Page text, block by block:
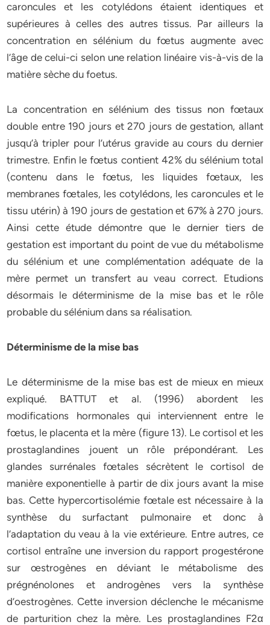
caroncules et les cotylédons étaient identiques et
supérieures à celles des autres tissus. Par ailleurs la
concentration en sélénium du fœtus augmente avec
l’âge de celui-ci selon une relation linéaire vis-à-vis de la
matière sèche du foetus.
La concentration en sélénium des tissus non fœtaux
double entre 190 jours et 270 jours de gestation, allant
jusqu’à tripler pour l’utérus gravide au cours du dernier
trimestre. Enfin le fœtus contient 42% du sélénium total
(contenu dans le fœtus, les liquides fœtaux, les
membranes fœtales, les cotylédons, les caroncules et le
tissu utérin) à 190 jours de gestation et 67% à 270 jours.
Ainsi cette étude démontre que le dernier tiers de
gestation est important du point de vue du métabolisme
du sélénium et une complémentation adéquate de la
mère permet un transfert au veau correct. Etudions
désormais le déterminisme de la mise bas et le rôle
probable du sélénium dans sa réalisation.
Déterminisme de la mise bas
Le déterminisme de la mise bas est de mieux en mieux
expliqué. BATTUT et al. (1996) abordent les
modifications hormonales qui interviennent entre le
fœtus, le placenta et la mère (figure 13). Le cortisol et les
prostaglandines jouent un rôle prépondérant. Les
glandes surrénales fœtales sécrètent le cortisol de
manière exponentielle à partir de dix jours avant la mise
bas. Cette hypercortisolémie fœtale est nécessaire à la
synthèse du surfactant pulmonaire et donc à
l’adaptation du veau à la vie extérieure. Entre autres, ce
cortisol entraîne une inversion du rapport progestérone
sur œstrogènes en déviant le métabolisme des
prégnénolones et androgènes vers la synthèse
d’oestrogènes. Cette inversion déclenche le mécanisme
de parturition chez la mère. Les prostaglandines F2α